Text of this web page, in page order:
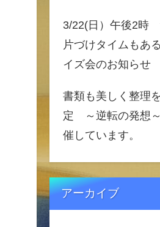
3/22(日）午後2
片づけタイムもあ
イズ会のお知らせ
書類も美しく整理
定 ～逆転の発想
催しています。
アーカイブ